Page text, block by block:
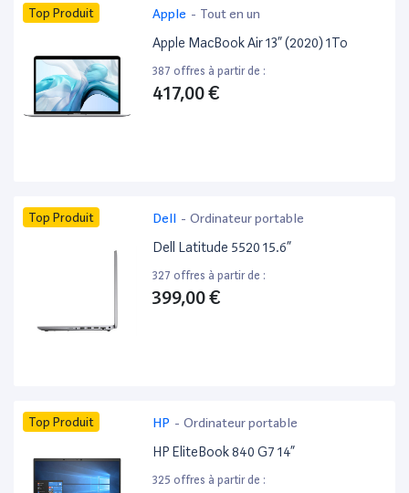
Top Produit Apple - Tout en un
Apple MacBook Air 13” (2020) 1To
387 offres à partir de :
417,00 €
Top Produit Dell - Ordinateur portable
Dell Latitude 5520 15.6”
327 offres à partir de :
399,00 €
Top Produit HP - Ordinateur portable
HP EliteBook 840 G7 14”
325 offres à partir de :